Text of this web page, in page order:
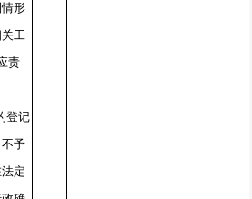
形
工
责
登记
予
定